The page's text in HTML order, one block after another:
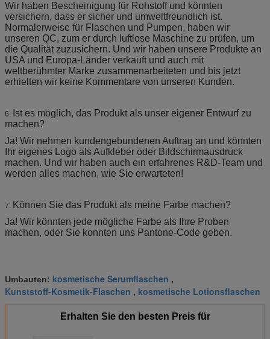
Wir haben Bescheinigung für Rohstoff und könnten
versichern, dass er sicher und umweltfreundlich ist.
Normalerweise für Flaschen und Pumpen, haben wir
unseren QC, zum er durch luftlose Maschine zu prüfen, um
die Qualität zuzusichern. Und wir haben unsere Produkte an
USA und Europa-Länder verkauft und auch mit
weltberühmter Marke zusammenarbeiteten und bis jetzt
erhielten wir keine Kommentare von unseren Kunden.
6. Ist es möglich, das Produkt als unser eigener Entwurf zu
machen?
Ja! Wir nehmen kundengebundenen Auftrag an und könnten
Ihr eigenes Logo als Aufkleber oder Bildschirmausdruck
machen. Und wir haben auch ein erfahrenes R&D-Team und
werden alles machen, wie Sie erwarteten!
7. Können Sie das Produkt als meine Farbe machen?
Ja! Wir könnten jede mögliche Farbe als Ihre Proben
machen, oder Sie konnten uns Pantone-Code geben.
Umbauten: kosmetische Serumflaschen ,
Kunststoff-Kosmetik-Flaschen , kosmetische Lotionsflaschen
Erhalten Sie den besten Preis für